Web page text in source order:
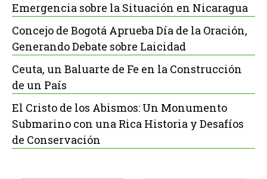
Emergencia sobre la Situación en Nicaragua
Concejo de Bogotá Aprueba Día de la Oración,
Generando Debate sobre Laicidad
Ceuta, un Baluarte de Fe en la Construcción
de un País
El Cristo de los Abismos: Un Monumento
Submarino con una Rica Historia y Desafíos
de Conservación